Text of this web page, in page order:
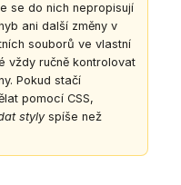
se do nich nepropisují
ani další změny v
souborů ve vlastní
vždy ručně kontrolovat
Pokud stačí
pomocí CSS,
stylyspíše než